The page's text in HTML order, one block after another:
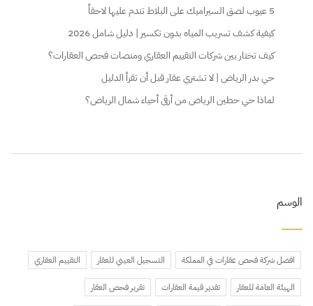
5 عيوب لصق السيراميك على البلاط تندم عليها لاحقاً
كيفية كشف تسريب المياه بدون تكسير | دليل شامل 2026
كيف تختار بين شركات التقييم العقاري ومنصات فحص العقارات؟
حي بدر الرياض | لا تشتري عقار قبل أن تقرأ الدليل
لماذا حي حطين الرياض من أرقى أحياء شمال الرياض؟
الوسم
افضل شركة فحص عقارات في المملكة التسجيل العيني للعقار التقييم العقاري
الهيئة العامة للعقار تقدير قيمة العقارات تقرير فحص العقار